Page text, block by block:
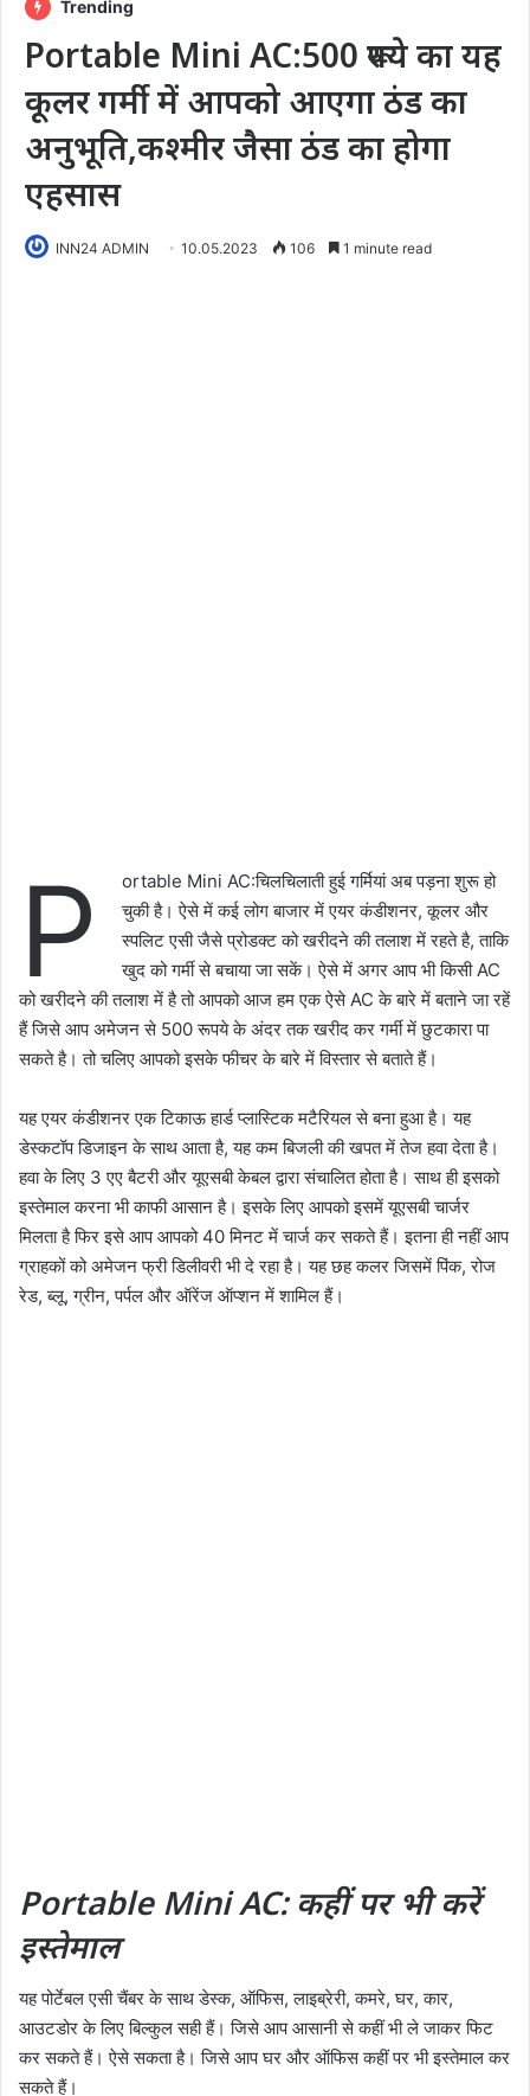
Trending
Portable Mini AC:500 रूपये का यह
कूलर गर्मी में आपको आएगा ठंड का
अनुभूति,कश्मीर जैसा ठंड का होगा
एहसास
INN24 ADMIN 10.05.2023 106 1 minute read
P
ortable Mini AC:चिलचिलाती हुई गर्मियां अब पड़ना शुरू हो
चुकी है। ऐसे में कई लोग बाजार में एयर कंडीशनर, कूलर और
स्पलिट एसी जैसे प्रोडक्ट को खरीदने की तलाश में रहते है, ताकि
खुद को गर्मी से बचाया जा सकें। ऐसे में अगर आप भी किसी AC
को खरीदने की तलाश में है तो आपको आज हम एक ऐसे AC के बारे में बताने जा रहें
हैं जिसे आप अमेजन से 500 रूपये के अंदर तक खरीद कर गर्मी में छुटकारा पा
सकते है। तो चलिए आपको इसके फीचर के बारे में विस्तार से बताते हैं।
यह एयर कंडीशनर एक टिकाऊ हार्ड प्लास्टिक मटैरियल से बना हुआ है। यह
डेस्कटॉप डिजाइन के साथ आता है, यह कम बिजली की खपत में तेज हवा देता है।
हवा के लिए 3 एए बैटरी और यूएसबी केबल द्वारा संचालित होता है। साथ ही इसको
इस्तेमाल करना भी काफी आसान है। इसके लिए आपको इसमें यूएसबी चार्जर
मिलता है फिर इसे आप आपको 40 मिनट में चार्ज कर सकते हैं। इतना ही नहीं आप
ग्राहकों को अमेजन फ्री डिलीवरी भी दे रहा है। यह छह कलर जिसमें पिंक, रोज
रेड, ब्लू, ग्रीन, पर्पल और ऑरेंज ऑप्शन में शामिल हैं।
Portable Mini AC: कहीं पर भी करें
इस्तेमाल
यह पोर्टेबल एसी चैंबर के साथ डेस्क, ऑफिस, लाइब्रेरी, कमरे, घर, कार,
आउटडोर के लिए बिल्कुल सही हैं। जिसे आप आसानी से कहीं भी ले जाकर फिट
कर सकते हैं। ऐसे सकता है। जिसे आप घर और ऑफिस कहीं पर भी इस्तेमाल कर
सकते हैं।